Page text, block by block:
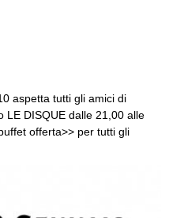
aspetta tutti gli amici di
LE DISQUE dalle 21,00 alle
offerta>> per tutti gli